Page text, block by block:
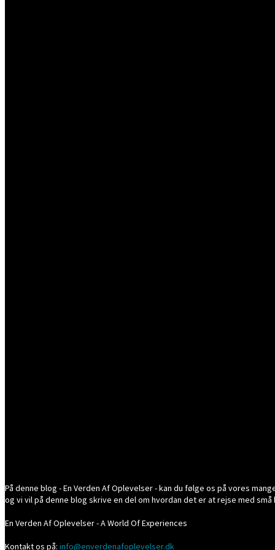
På denne blog - En Verden Af Oplevelser - kan du følge os på vores
og vi vil på denne blog skrive en del om hvordan det er at rejse med små
En Verden Af Oplevelser - A World Of Experiences
Kontakt os på: info@enverdenafoplevelser.dk